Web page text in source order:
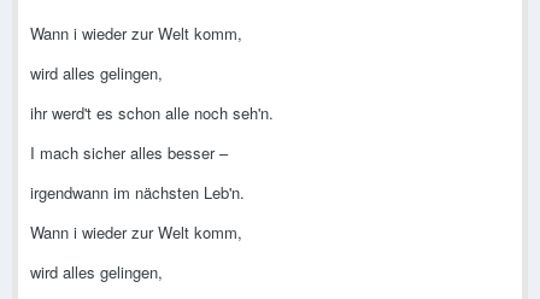
Wann i wieder zur Welt komm,
wird alles gelingen,
ihr werd't es schon alle noch seh'n.
I mach sicher alles besser –
irgendwann im nächsten Leb'n.
Wann i wieder zur Welt komm,
wird alles gelingen,